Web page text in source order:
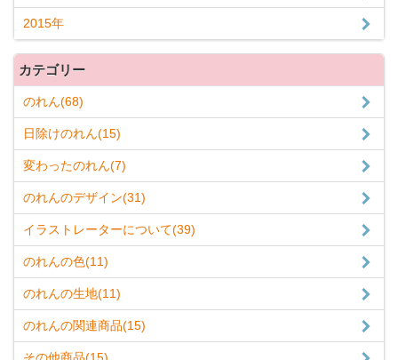
2015年
カテゴリー
のれん(68)
日除けのれん(15)
変わったのれん(7)
のれんのデザイン(31)
イラストレーターについて(39)
のれんの色(11)
のれんの生地(11)
のれんの関連商品(15)